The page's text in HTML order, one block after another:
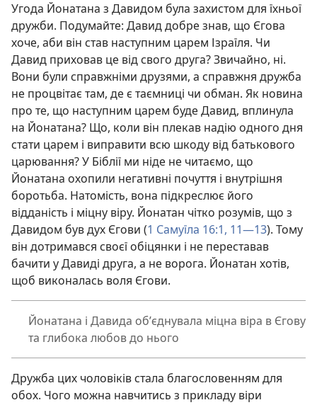
Угода Йонатана з Давидом була захистом для їхньої
дружби. Подумайте: Давид добре знав, що Єгова
хоче, аби він став наступним царем Ізраїля. Чи
Давид приховав це від свого друга? Звичайно, ні.
Вони були справжніми друзями, а справжня дружба
не процвітає там, де є таємниці чи обман. Як новина
про те, що наступним царем буде Давид, вплинула
на Йонатана? Що, коли він плекав надію одного дня
стати царем і виправити всю шкоду від батькового
царювання? У Біблії ми ніде не читаємо, що
Йонатана охопили негативні почуття і внутрішня
боротьба. Натомість, вона підкреслює його
відданість і міцну віру. Йонатан чітко розумів, що з
Давидом був дух Єгови (1 Самуїла 16:1, 11—13). Тому
він дотримався своєї обіцянки і не переставав
бачити у Давиді друга, а не ворога. Йонатан хотів,
щоб виконалась воля Єгови.
Йонатана і Давида об’єднувала міцна віра в Єгову
та глибока любов до нього
Дружба цих чоловіків стала благословенням для
обох. Чого можна навчитись з прикладу віри